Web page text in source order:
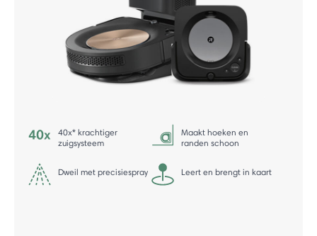
40x* krachtiger
zuigsysteem
Maakt hoeken en
randen schoon
Dweil met precisiespray Leert en brengt in kaart